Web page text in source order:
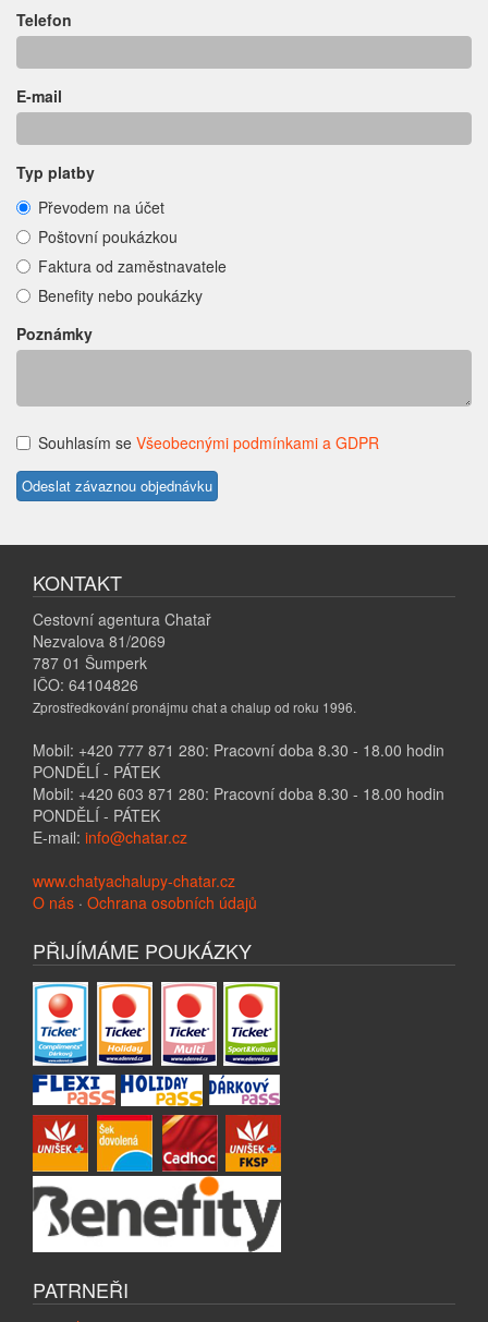
Telefon
E-mail
Typ platby
Převodem na účet
Poštovní poukázkou
Faktura od zaměstnavatele
Benefity nebo poukázky
Poznámky
Souhlasím se Všeobecnými podmínkami a GDPR
KONTAKT
Cestovní agentura Chatař
Nezvalova 81/2069
787 01 Šumperk
IČO: 64104826
Zprostředkování pronájmu chat a chalup od roku 1996.
Mobil: +420 777 871 280: Pracovní doba 8.30 - 18.00 hodin
PONDĚLÍ - PÁTEK
Mobil: +420 603 871 280: Pracovní doba 8.30 - 18.00 hodin
PONDĚLÍ - PÁTEK
E-mail: info@chatar.cz
www.chatyachalupy-chatar.cz
O nás · Ochrana osobních údajů
PŘIJÍMÁME POUKÁZKY
PATRNEŘI